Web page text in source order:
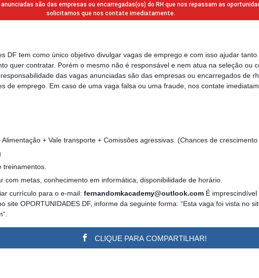
são das empresas ou encarregadas(os) do RH que nos repassam as
solicitamos que nos contate imediatamente.
DF tem como único objetivo divulgar vagas de emprego e com isso ajudar tanto
quer contratar. Porém o mesmo não é responsável e nem atua na seleção ou
das vagas anunciadas são das empresas ou encarregados de
de emprego. Em caso de uma vaga falsa ou uma fraude, nos contate
+ Vale transporte + Comissões agressivas. (Chances de
treinamentos.
com metas, conhecimento em informática, disponibilidade de horário.
currículo para o e-mail: fernandomkacademy@outlook.com É
site OPORTUNIDADES DF, informe da seguinte forma: “Esta vaga foi vista no
CLIQUE PARA COMPARTILHAR!